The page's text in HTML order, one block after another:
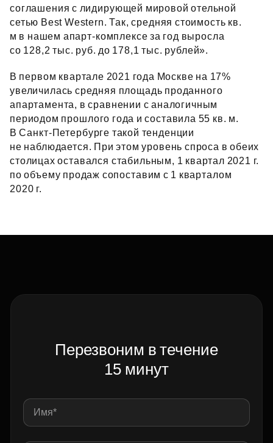
соглашения с лидирующей мировой отельной
сетью Best Western. Так, средняя стоимость кв.
м в нашем апарт‑комплексе за год выросла
со 128,2 тыс. руб. до 178,1 тыс. рублей».
В первом квартале 2021 года Москве на 17%
увеличилась средняя площадь проданного
апартамента, в сравнении с аналогичным
периодом прошлого года и составила 55 кв. м.
В Санкт‑Петербурге такой тенденции
не наблюдается. При этом уровень спроса в обеих
столицах оставался стабильным, 1 квартал 2021 г.
по объему продаж сопоставим с 1 кварталом
2020 г.
Перезвоним в течение
15 минут